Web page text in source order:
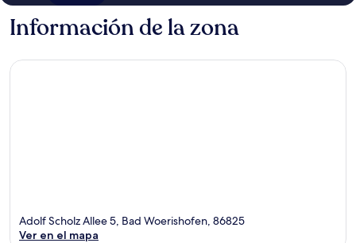
Información de la zona
Adolf Scholz Allee 5, Bad Woerishofen, 86825
Ver en el mapa